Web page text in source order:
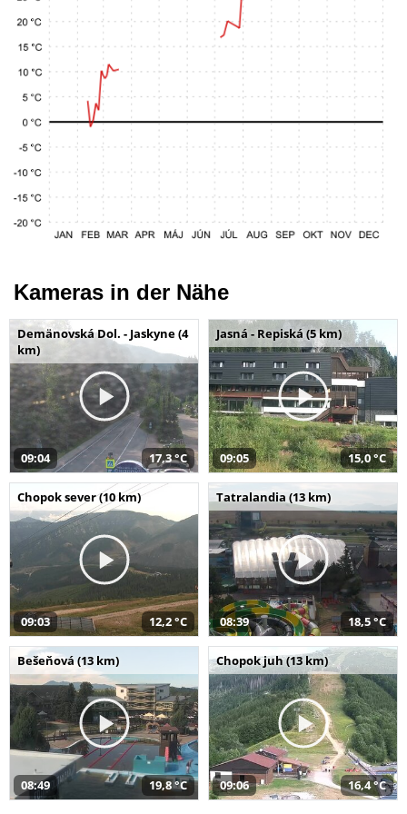
Kameras in der Nähe
Demänovská Dol. - Jaskyne (4
km)
09:04 17,3 °C
Jasná - Repiská (5 km)
09:05 15,0 °C
Chopok sever (10 km)
09:03 12,2 °C
Tatralandia (13 km)
08:39 18,5 °C
Bešeňová (13 km)
08:49 19,8 °C
Chopok juh (13 km)
09:06 16,4 °C